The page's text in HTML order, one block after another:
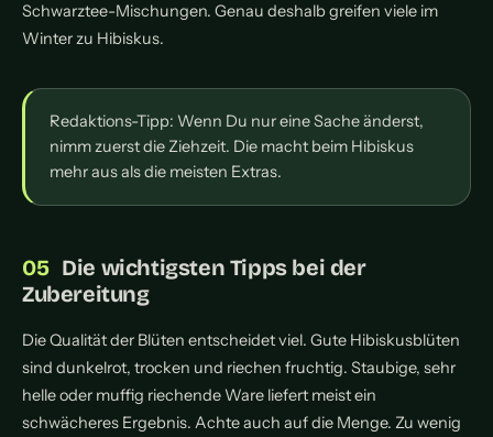
Schwarztee-Mischungen. Genau deshalb greifen viele im
Winter zu Hibiskus.
Redaktions-Tipp: Wenn Du nur eine Sache änderst,
nimm zuerst die Ziehzeit. Die macht beim Hibiskus
mehr aus als die meisten Extras.
Die wichtigsten Tipps bei der
Zubereitung
Die Qualität der Blüten entscheidet viel. Gute Hibiskusblüten
sind dunkelrot, trocken und riechen fruchtig. Staubige, sehr
helle oder muffig riechende Ware liefert meist ein
schwächeres Ergebnis. Achte auch auf die Menge. Zu wenig